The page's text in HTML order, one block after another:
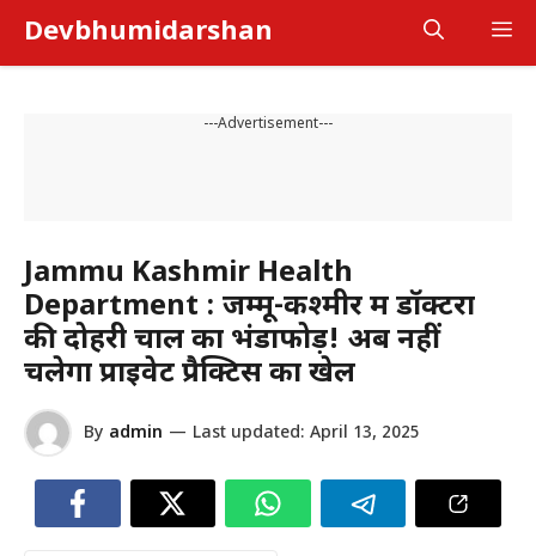
content
Devbhumidarshan
---Advertisement---
Jammu Kashmir Health
Department : जम्मू-कश्मीर में डॉक्टरों
की दोहरी चाल का भंडाफोड़! अब नहीं
चलेगा प्राइवेट प्रैक्टिस का खेल
By admin — Last updated: April 13, 2025